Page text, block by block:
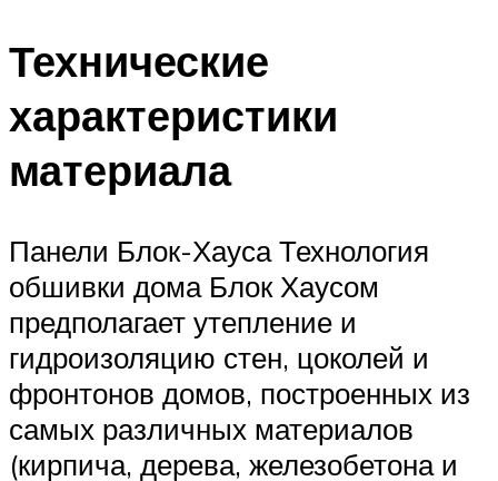
Технические
характеристики
материала
Панели Блок-Хауса Технология
обшивки дома Блок Хаусом
предполагает утепление и
гидроизоляцию стен, цоколей и
фронтонов домов, построенных из
самых различных материалов
(кирпича, дерева, железобетона и